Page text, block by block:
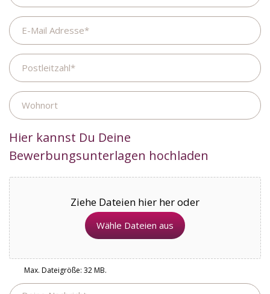
E-
Mail
Adresse
Postleitzahl
Wohnort
Hier kannst Du Deine
Bewerbungsunterlagen hochladen
Ziehe Dateien hier her oder
Wähle Dateien aus
Max. Dateigröße: 32 MB.
Nachricht